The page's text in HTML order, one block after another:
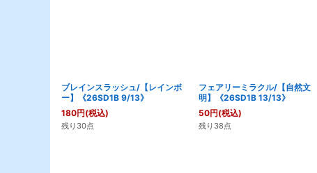
ブレインスラッシュ/【レインボ
ー】《26SD1B 9/13》
180円(税込)
残り30点
フェアリーミラクル/【自然文
明】《26SD1B 13/13》
50円(税込)
残り38点